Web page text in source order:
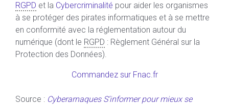
RGPD et la Cybercriminalité pour aider les organismes
à se protéger des pirates informatiques et à se mettre
en conformité avec la réglementation autour du
numérique (dont le RGPD : Règlement Général sur la
Protection des Données).
Commandez sur Fnac.fr
Source : Cyberarnaques S’informer pour mieux se